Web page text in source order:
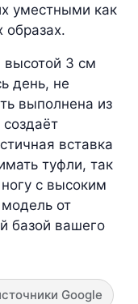
уместными как
образах.
высотой 3 см
день, не
выполнена из
вставка
туфли, так
с высоким
от
базой вашего
Google